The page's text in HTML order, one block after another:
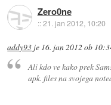
Zero0ne
::21. jan 2012, 10:20
addy93 je 16. jan 2012 ob
Ali kdo ve kako prek
apk. files na svojega